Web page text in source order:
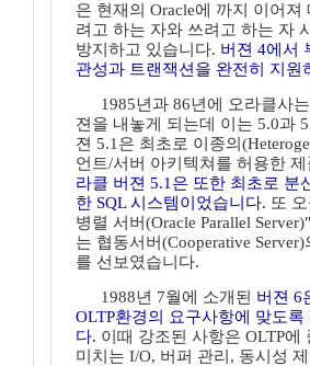
은 현재의 Oracle에 까지 이어져
려고 하는 자와 쓰려고 하는 자
방지하고 있습니다. 버젼 4에서
관성과 트랜잭션을 완전히 지원
1985년과 86년에 오라클사
젼을 내놓게 되는데 이는 5.0과
젼 5.1은 최초로 이종의
언트/서버 아키텍쳐를 허용한
라클 버젼 5.1은 또한 최초로 분
한 SQL 시스템이었습니다. 또
병렬 서버(Oracle Parallel
는 협동서버(Cooperative Server)
를 선보였습니다.
1988년 7월에 소개된 버젼 6
OLTP환경의 요구사항에 맞도록
다. 이때 강조된 사항은 OLTP에
미치는 I/O, 버퍼 관리, 동시성